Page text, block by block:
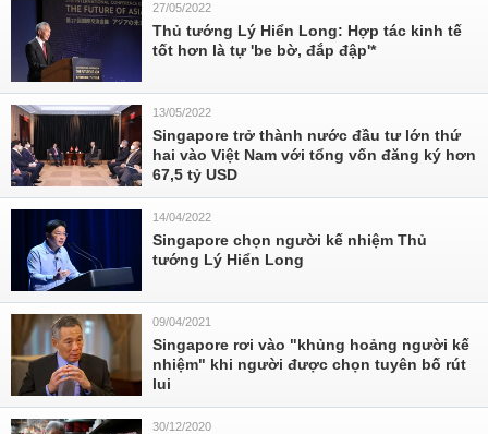
27/05/2022
Thủ tướng Lý Hiển Long: Hợp tác kinh tế
tốt hơn là tự 'be bờ, đắp đập'*
13/05/2022
Singapore trở thành nước đầu tư lớn thứ
hai vào Việt Nam với tổng vốn đăng ký hơn
67,5 tỷ USD
14/04/2022
Singapore chọn người kế nhiệm Thủ
tướng Lý Hiển Long
09/04/2021
Singapore rơi vào "khủng hoảng người kế
nhiệm" khi người được chọn tuyên bố rút
lui
30/12/2020